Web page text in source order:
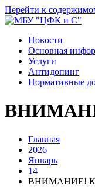
Перейти к
Новости
Основная
Услуги
Антидопинг
Нормативные
Главная
2026
Январь
14
ВНИМАНИЕ!